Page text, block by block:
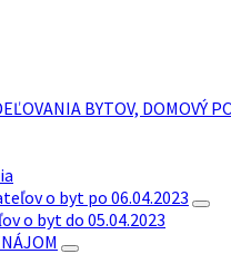
BYTOV, DOMOVÝ
o byt po 06.04.2023
o byt do 05.04.2023